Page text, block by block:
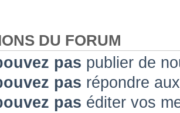
DU FORUM
pas publier de
pas répondre
pas éditer vos